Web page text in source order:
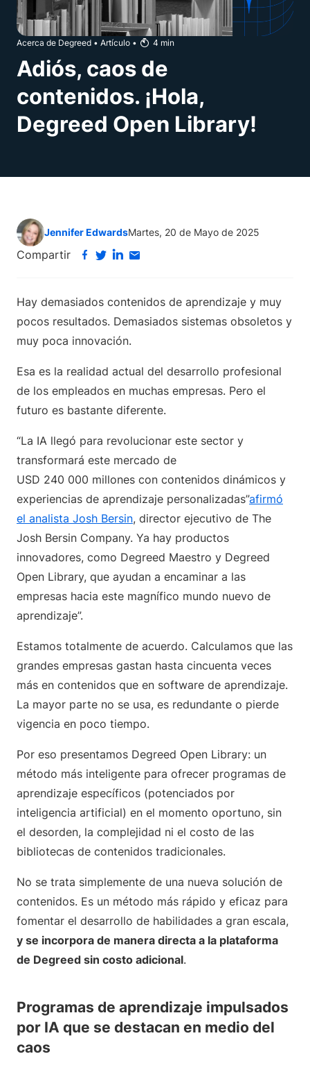
Acerca de Degreed • Artículo • 4 min
Adiós, caos de
contenidos. ¡Hola,
Degreed Open Library!
Jennifer EdwardsMartes, 20 de Mayo de 2025
Compartir
Hay demasiados contenidos de aprendizaje y muy
pocos resultados. Demasiados sistemas obsoletos y
muy poca innovación.
Esa es la realidad actual del desarrollo profesional
de los empleados en muchas empresas. Pero el
futuro es bastante diferente.
“La IA llegó para revolucionar este sector y
transformará este mercado de
USD 240 000 millones con contenidos dinámicos y
experiencias de aprendizaje personalizadas”afirmó
el analista Josh Bersin, director ejecutivo de The
Josh Bersin Company. Ya hay productos
innovadores, como Degreed Maestro y Degreed
Open Library, que ayudan a encaminar a las
empresas hacia este magnífico mundo nuevo de
aprendizaje”.
Estamos totalmente de acuerdo. Calculamos que las
grandes empresas gastan hasta cincuenta veces
más en contenidos que en software de aprendizaje.
La mayor parte no se usa, es redundante o pierde
vigencia en poco tiempo.
Por eso presentamos Degreed Open Library: un
método más inteligente para ofrecer programas de
aprendizaje específicos (potenciados por
inteligencia artificial) en el momento oportuno, sin
el desorden, la complejidad ni el costo de las
bibliotecas de contenidos tradicionales.
No se trata simplemente de una nueva solución de
contenidos. Es un método más rápido y eficaz para
fomentar el desarrollo de habilidades a gran escala,
y se incorpora de manera directa a la plataforma
de Degreed sin costo adicional.
Programas de aprendizaje impulsados
por IA que se destacan en medio del
caos